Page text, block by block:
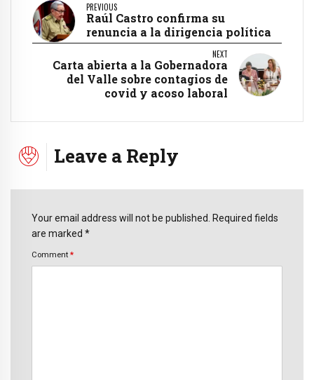
PREVIOUS
Raúl Castro confirma su
renuncia a la dirigencia política
NEXT
Carta abierta a la Gobernadora
del Valle sobre contagios de
covid y acoso laboral
Leave a Reply
Your email address will not be published. Required fields
are marked *
Comment *